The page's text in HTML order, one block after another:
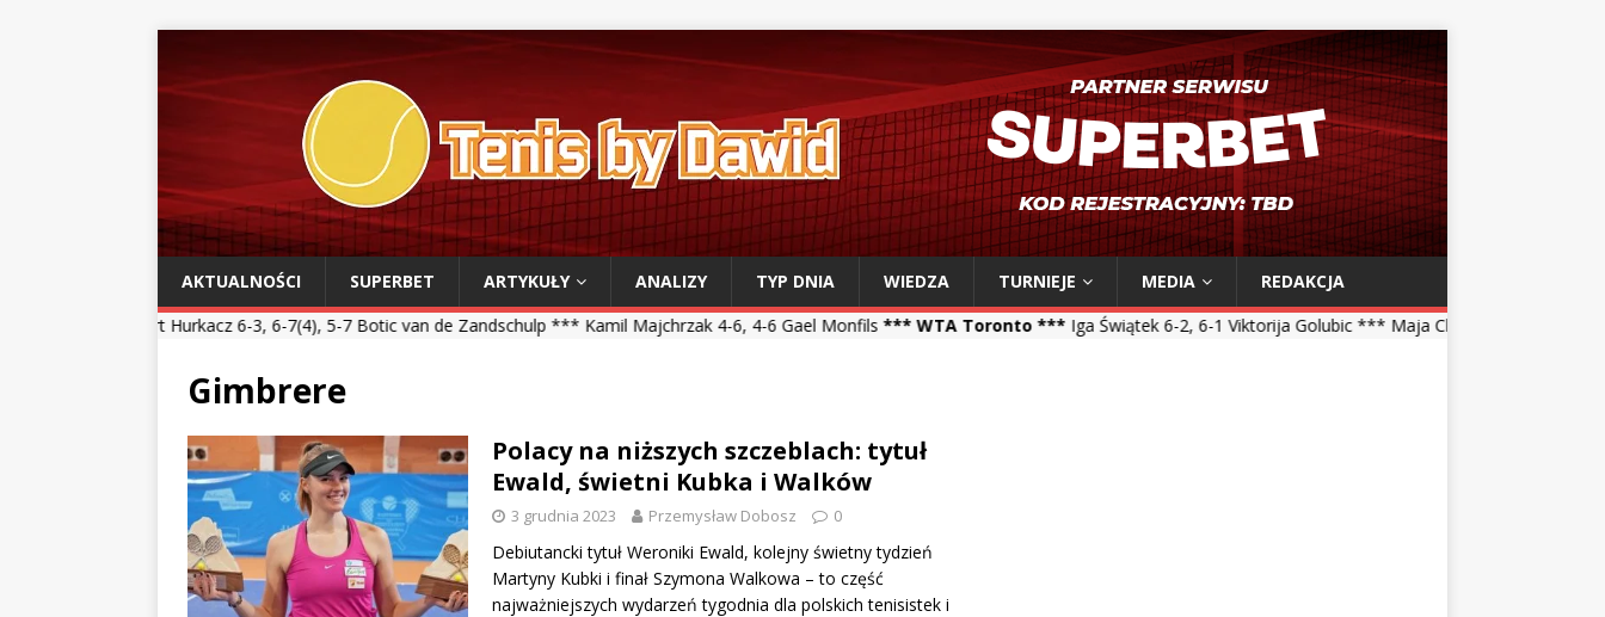
AKTUALNOŚCI SUPERBET ARTYKUŁY ANALIZY TYP DNIA WIEDZA TURNIEJE MEDIA
REDAKCJA
Hurkacz 6-3, 6-7(4), 5-7 Botic van de Zandschulp *** Kamil Majchrzak 4-6, 4-6 Gael Monfils*** WTA Toronto ***Iga Świątek 6-2, 6-1 Viktorija Golubic *** Maja Chwalińska 5-7, 1-6 Talia Gibson ***
Gimbrere
Polacy na niższych szczeblach: tytuł
Ewald, świetni Kubka i Walków
3 grudnia 2023 Przemysław Dobosz 0
Debiutancki tytuł Weroniki Ewald, kolejny świetny tydzień
Martyny Kubki i finał Szymona Walkowa – to część
najważniejszych wydarzeń tygodnia dla polskich tenisistek i